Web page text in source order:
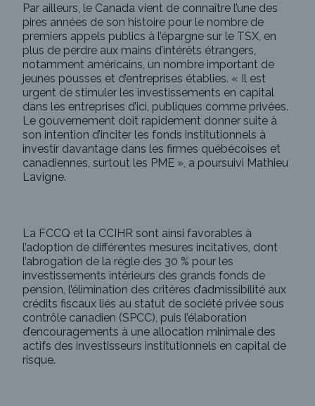
Par ailleurs, le Canada vient de connaître l’une des
pires années de son histoire pour le nombre de
premiers appels publics à l’épargne sur le TSX, en
plus de perdre aux mains d’intérêts étrangers,
notamment américains, un nombre important de
jeunes pousses et d’entreprises établies. « Il est
urgent de stimuler les investissements en capital
dans les entreprises d’ici, publiques comme privées.
Le gouvernement doit rapidement donner suite à
son intention d’inciter les fonds institutionnels à
investir davantage dans les firmes québécoises et
canadiennes, surtout les PME », a poursuivi Mathieu
Lavigne.
La FCCQ et la CCIHR sont ainsi favorables à
l’adoption de différentes mesures incitatives, dont
l’abrogation de la règle des 30 % pour les
investissements intérieurs des grands fonds de
pension, l’élimination des critères d’admissibilité aux
crédits fiscaux liés au statut de société privée sous
contrôle canadien (SPCC), puis l’élaboration
d’encouragements à une allocation minimale des
actifs des investisseurs institutionnels en capital de
risque.